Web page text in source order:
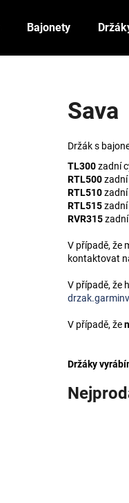
Bajonety
Sava
Držák s
TL300zadní
RTL500
RTL510
RTL515
RVR315
V případě, že
kontaktovat
V případě, že
V případě, že
Držáky
500 Kč